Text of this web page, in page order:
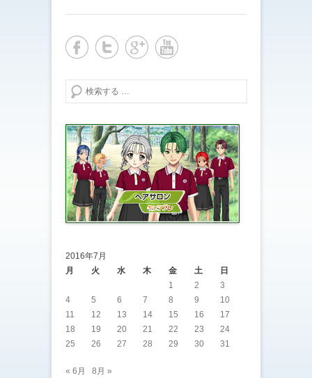
検索する
2016年7月
月
火 水 木 金 土
日
1
2
3
4
5 6 7 8 9
10
11
12 13 14 15 16
17
18
19 20 21 22 23
24
25
26 27 28 29 30 31
« 6月 8月 »